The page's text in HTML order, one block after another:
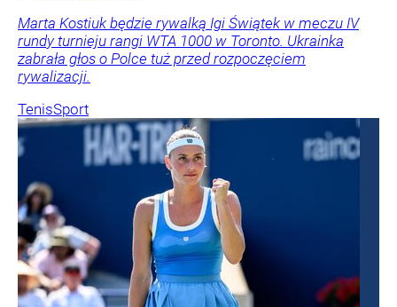
Marta Kostiuk będzie rywalką Igi Świątek w meczu IV
rundy turnieju rangi WTA 1000 w Toronto. Ukrainka
zabrała głos o Polce tuż przed rozpoczęciem
rywalizacji.
TenisSport